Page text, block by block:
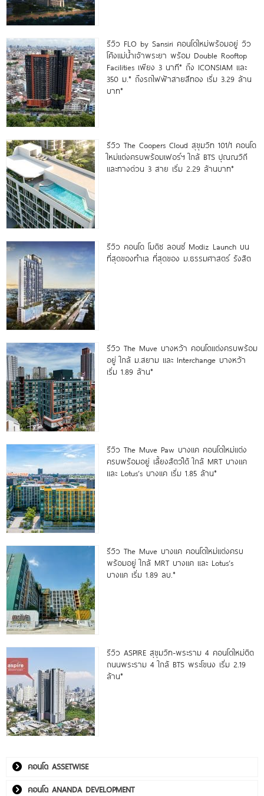
รีวิว FLO by Sansiri คอนโดใหม่พร้อมอยู่ วิว
โค้งแม่น้ำเจ้าพระยา พร้อม Double Rooftop
Facilities เพียง 3 นาที* ถึง ICONSIAM และ
350 ม.* ถึงรถไฟฟ้าสายสีทอง เริ่ม 3.29 ล้าน
บาท*
รีวิว The Coopers Cloud สุขุมวิท 101/1 คอนโด
ใหม่แต่งครบพร้อมเฟอร์ฯ ใกล้ BTS ปุณณวิถี
และทางด่วน 3 สาย เริ่ม 2.29 ล้านบาท*
รีวิว คอนโด โมดิซ ลอนซ์ Modiz Launch บน
ที่สุดของทำเล ที่สุดของ ม.ธรรมศาสตร์ รังสิต
รีวิว The Muve บางหว้า คอนโดแต่งครบพร้อม
อยู่ ใกล้ ม.สยาม และ Interchange บางหว้า
เริ่ม 1.89 ล้าน*
รีวิว The Muve Paw บางแค คอนโดใหม่แต่ง
ครบพร้อมอยู่ เลี้ยงสัตว์ได้ ใกล้ MRT บางแค
และ Lotus’s บางแค เริ่ม 1.85 ล้าน*
รีวิว The Muve บางแค คอนโดใหม่แต่งครบ
พร้อมอยู่ ใกล้ MRT บางแค และ Lotus’s
บางแค เริ่ม 1.89 ลบ.*
รีวิว ASPIRE สุขุมวิท-พระราม 4 คอนโดใหม่ติด
ถนนพระราม 4 ใกล้ BTS พระโขนง เริ่ม 2.19
ล้าน*
คอนโด ASSETWISE
คอนโด ANANDA DEVELOPMENT